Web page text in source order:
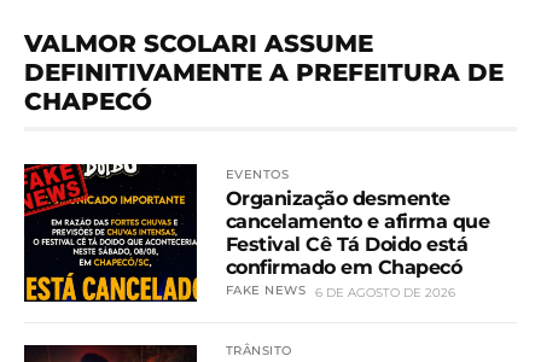
VALMOR SCOLARI ASSUME
DEFINITIVAMENTE A PREFEITURA DE
CHAPECÓ
EVENTOS
Organização desmente
cancelamento e afirma que
Festival Cê Tá Doido está
confirmado em Chapecó
FAKE NEWS 6 DE AGOSTO DE 2026
TRÂNSITO